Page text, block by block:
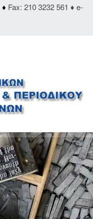
Fax: 210 3232 561 ♦ e-